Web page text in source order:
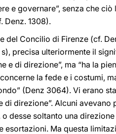
e governare”, senza che
Denz. 1308).
del Concilio di Firenze (cf.
s), precisa ulteriormente il
e di direzione”, ma “ha la
la fede e i costumi,
(Denz 3064). Vi erano
direzione”. Alcuni
desse soltanto una
Ma questa